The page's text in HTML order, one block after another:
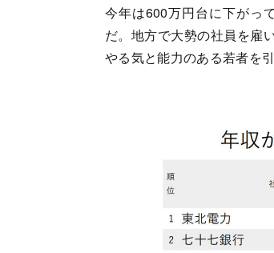
今年は600万円台に下がっ
だ。地方で大勢の社員を雇
やる気と能力のある若者を